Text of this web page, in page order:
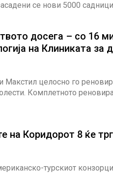
се нови 5000
досега – со 16
на Клиниката за
Макстил целосно го
Комплетното
на Коридорот 8 ќе
турскиот